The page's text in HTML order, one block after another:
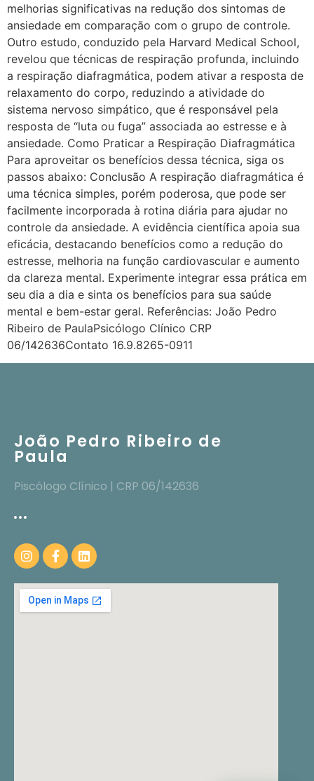
melhorias significativas na redução dos sintomas de
ansiedade em comparação com o grupo de controle.
Outro estudo, conduzido pela Harvard Medical School,
revelou que técnicas de respiração profunda, incluindo
a respiração diafragmática, podem ativar a resposta de
relaxamento do corpo, reduzindo a atividade do
sistema nervoso simpático, que é responsável pela
resposta de “luta ou fuga” associada ao estresse e à
ansiedade. Como Praticar a Respiração Diafragmática
Para aproveitar os benefícios dessa técnica, siga os
passos abaixo: Conclusão A respiração diafragmática é
uma técnica simples, porém poderosa, que pode ser
facilmente incorporada à rotina diária para ajudar no
controle da ansiedade. A evidência científica apoia sua
eficácia, destacando benefícios como a redução do
estresse, melhoria na função cardiovascular e aumento
da clareza mental. Experimente integrar essa prática em
seu dia a dia e sinta os benefícios para sua saúde
mental e bem-estar geral. Referências: João Pedro
Ribeiro de PaulaPsicólogo Clínico CRP
06/142636Contato 16.9.8265-0911
João Pedro Ribeiro de
Paula
Piscólogo Clínico | CRP 06/142636